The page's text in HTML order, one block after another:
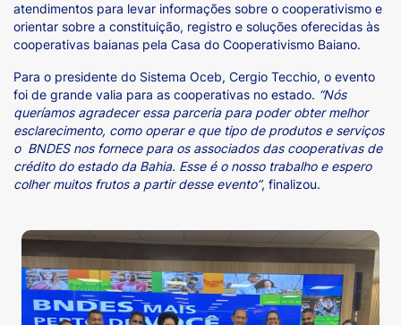
atendimentos para levar informações sobre o cooperativismo e
orientar sobre a constituição, registro e soluções oferecidas às
cooperativas baianas pela Casa do Cooperativismo Baiano.
Para o presidente do Sistema Oceb, Cergio Tecchio, o evento
foi de grande valia para as cooperativas no estado. “Nós
queríamos agradecer essa parceria para poder obter melhor
esclarecimento, como operar e que tipo de produtos e serviços
o BNDES nos fornece para os associados das cooperativas de
crédito do estado da Bahia. Esse é o nosso trabalho e espero
colher muitos frutos a partir desse evento”, finalizou.